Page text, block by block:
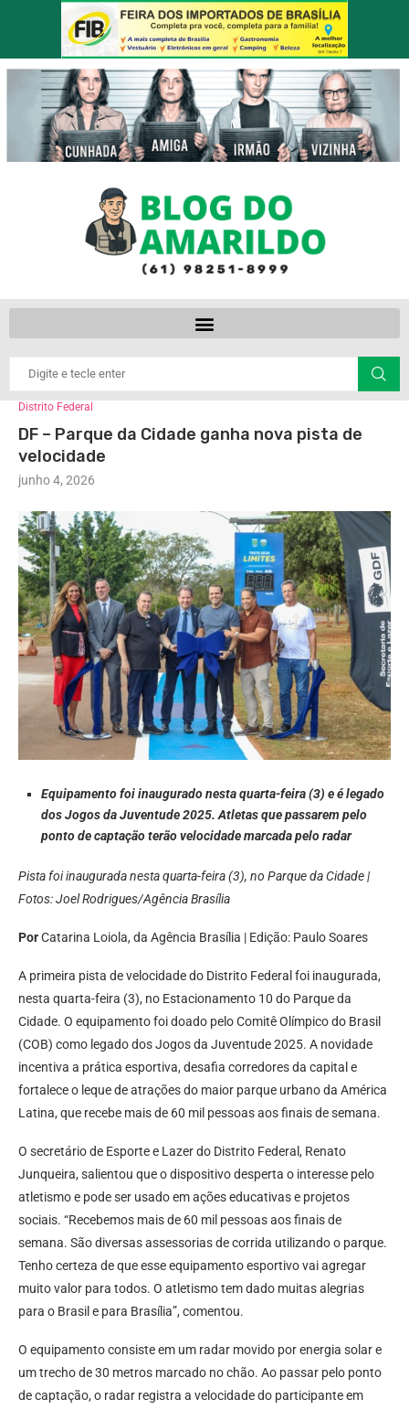
Distrito Federal
DF – Parque da Cidade ganha nova pista de
velocidade
junho 4, 2026
Equipamento foi inaugurado nesta quarta-feira (3) e é legado
dos Jogos da Juventude 2025. Atletas que passarem pelo
ponto de captação terão velocidade marcada pelo radar
Pista foi inaugurada nesta quarta-feira (3), no Parque da Cidade |
Fotos: Joel Rodrigues/Agência Brasília
PorCatarina Loiola, da Agência Brasília | Edição: Paulo Soares
A primeira pista de velocidade do Distrito Federal foi inaugurada,
nesta quarta-feira (3), no Estacionamento 10 do Parque da
Cidade. O equipamento foi doado pelo Comitê Olímpico do Brasil
(COB) como legado dos Jogos da Juventude 2025. A novidade
incentiva a prática esportiva, desafia corredores da capital e
fortalece o leque de atrações do maior parque urbano da América
Latina, que recebe mais de 60 mil pessoas aos finais de semana.
O secretário de Esporte e Lazer do Distrito Federal, Renato
Junqueira, salientou que o dispositivo desperta o interesse pelo
atletismo e pode ser usado em ações educativas e projetos
sociais. “Recebemos mais de 60 mil pessoas aos finais de
semana. São diversas assessorias de corrida utilizando o parque.
Tenho certeza de que esse equipamento esportivo vai agregar
muito valor para todos. O atletismo tem dado muitas alegrias
para o Brasil e para Brasília”, comentou.
O equipamento consiste em um radar movido por energia solar e
um trecho de 30 metros marcado no chão. Ao passar pelo ponto
de captação, o radar registra a velocidade do participante em